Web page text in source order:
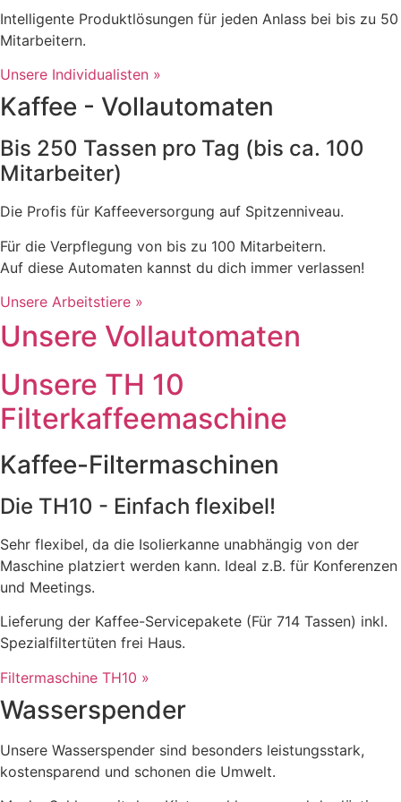
Intelligente Produktlösungen für jeden Anlass bei bis zu 50
Mitarbeitern.
Unsere Individualisten »
Kaffee - Vollautomaten
Bis 250 Tassen pro Tag (bis ca. 100
Mitarbeiter)
Die Profis für Kaffeeversorgung auf Spitzenniveau.
Für die Verpflegung von bis zu 100 Mitarbeitern.
Auf diese Automaten kannst du dich immer verlassen!
Unsere Arbeitstiere »
Unsere Vollautomaten
Unsere TH 10
Filterkaffeemaschine
Kaffee-Filtermaschinen
Die TH10 - Einfach flexibel!
Sehr flexibel, da die Isolierkanne unabhängig von der
Maschine platziert werden kann. Ideal z.B. für Konferenzen
und Meetings.
Lieferung der Kaffee-Servicepakete (Für 714 Tassen) inkl.
Spezialfiltertüten frei Haus.
Filtermaschine TH10 »
Wasserspender
Unsere Wasserspender sind be­sonders leistungs­­stark,
kostensparend und schonen die Umwelt.